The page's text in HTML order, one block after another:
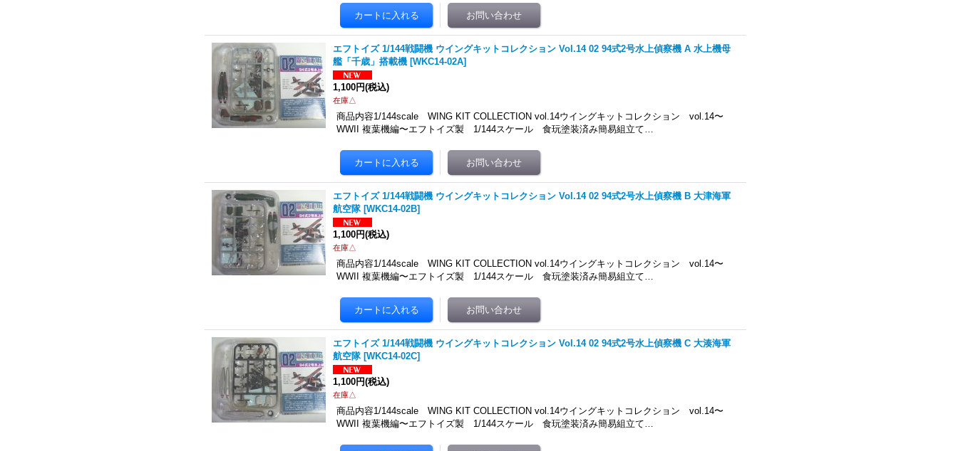
エフトイズ 1/144戦闘機 ウイングキットコレクション Vol.14 02 94式2号水上偵察機 A 水上機母
艦「千歳」搭載機 [WKC14-02A]
1,100円(税込)
在庫△
商品内容1/144scale WING KIT COLLECTION vol.14ウイングキットコレクション vol.14〜
WWII 複葉機編〜エフトイズ製 1/144スケール 食玩塗装済み簡易組立て…
エフトイズ 1/144戦闘機 ウイングキットコレクション Vol.14 02 94式2号水上偵察機 B 大津海軍
航空隊 [WKC14-02B]
1,100円(税込)
在庫△
商品内容1/144scale WING KIT COLLECTION vol.14ウイングキットコレクション vol.14〜
WWII 複葉機編〜エフトイズ製 1/144スケール 食玩塗装済み簡易組立て…
エフトイズ 1/144戦闘機 ウイングキットコレクション Vol.14 02 94式2号水上偵察機 C 大湊海軍
航空隊 [WKC14-02C]
1,100円(税込)
在庫△
商品内容1/144scale WING KIT COLLECTION vol.14ウイングキットコレクション vol.14〜
WWII 複葉機編〜エフトイズ製 1/144スケール 食玩塗装済み簡易組立て…